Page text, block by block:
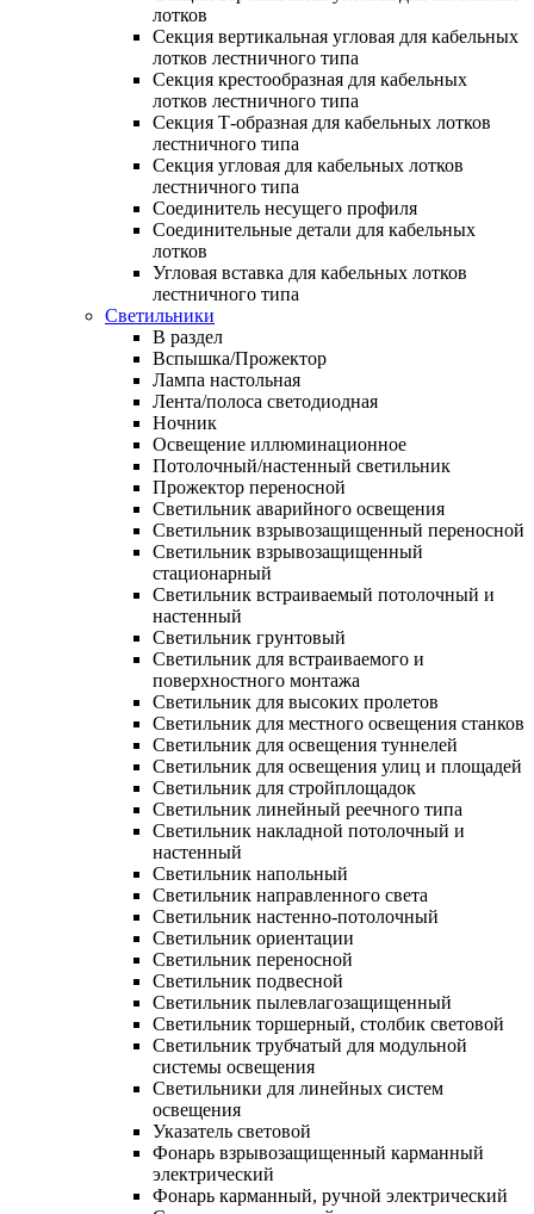
лотков
Секция вертикальная угловая для кабельных
лотков лестничного типа
Секция крестообразная для кабельных
лотков лестничного типа
Секция Т-образная для кабельных лотков
лестничного типа
Секция угловая для кабельных лотков
лестничного типа
Соединитель несущего профиля
Соединительные детали для кабельных
лотков
Угловая вставка для кабельных лотков
лестничного типа
Светильники
В раздел
Вспышка/Прожектор
Лампа настольная
Лента/полоса светодиодная
Ночник
Освещение иллюминационное
Потолочный/настенный светильник
Прожектор переносной
Светильник аварийного освещения
Светильник взрывозащищенный переносной
Светильник взрывозащищенный
стационарный
Светильник встраиваемый потолочный и
настенный
Светильник грунтовый
Светильник для встраиваемого и
поверхностного монтажа
Светильник для высоких пролетов
Светильник для местного освещения станков
Светильник для освещения туннелей
Светильник для освещения улиц и площадей
Светильник для стройплощадок
Светильник линейный реечного типа
Светильник накладной потолочный и
настенный
Светильник напольный
Светильник направленного света
Светильник настенно-потолочный
Светильник ориентации
Светильник переносной
Светильник подвесной
Светильник пылевлагозащищенный
Светильник торшерный, столбик световой
Светильник трубчатый для модульной
системы освещения
Светильники для линейных систем
освещения
Указатель световой
Фонарь взрывозащищенный карманный
электрический
Фонарь карманный, ручной электрический